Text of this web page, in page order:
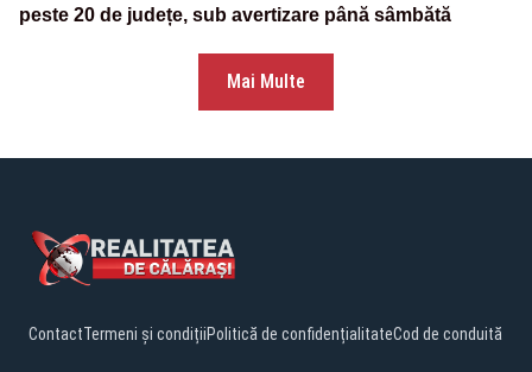
peste 20 de județe, sub avertizare până sâmbătă
Mai Multe
ContactTermeni și condițiiPolitică de confidențialitateCod de conduită